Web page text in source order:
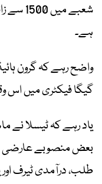
شعبے
ہے۔
واضح رہے کہ گرون
گیگا فیکٹری میں اس وقت تقریباً 11 ہزار
یاد رہے کہ ٹیسلا نے
بعض منصوبے عارضی
طلب، درآمدی ٹیرف